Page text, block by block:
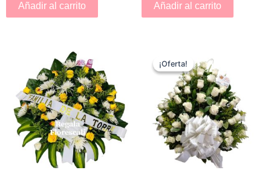
Añadir al carrito Añadir al carrito
¡Oferta!
¡Oferta!precio
original
era:
$180,000.
es:
$170,000.